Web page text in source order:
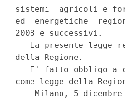
sistemi  agricoli e
ed  energetiche
2008 e successivi.
La presente legge
della Regione.
E' fatto obbligo a
come legge della
Milano, 5 dicembre